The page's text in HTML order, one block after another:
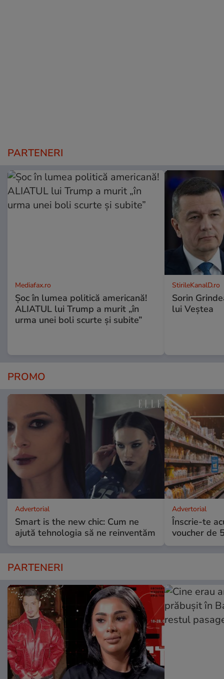
PARTENERI
Mediafax.ro
Șoc în lumea politică americană!
ALIATUL lui Trump a murit „în
urma unei boli scurte și subite”
StirileKanalD.ro
Sorin
lui Veștea
PROMO
Advertorial
Smart is the new chic: Cum ne
ajută tehnologia să ne reinventăm
Advertorial
Înscrie-te
voucher de
PARTENERI